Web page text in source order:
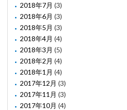
2018年7月 (3)
2018年6月 (3)
2018年5月 (3)
2018年4月 (4)
2018年3月 (5)
2018年2月 (4)
2018年1月 (4)
2017年12月 (3)
2017年11月 (3)
2017年10月 (4)